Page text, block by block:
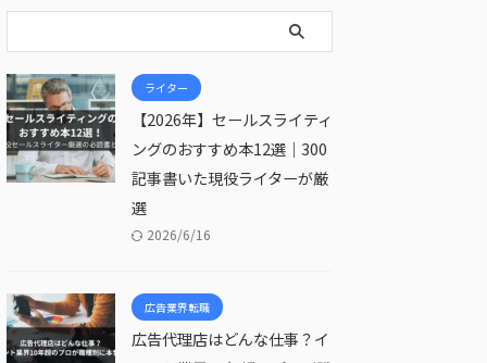
ライター
【2026年】セールスライティ
ングのおすすめ本12選｜300
記事書いた現役ライターが厳
選
2026/6/16
広告業界転職
広告代理店はどんな仕事？イ